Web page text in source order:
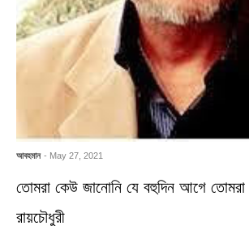
আবহমান - May 27, 2021
তোমরা কেউ জানোনি যে বহুদিন আগে
রায়চৌধুরী